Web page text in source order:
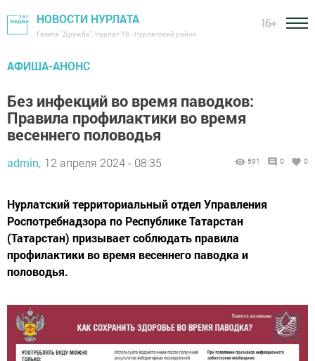
НОВОСТИ НУРЛАТА
Газета "Дружба", Нурлат ТВ - Нурлатский район
16+
АФИША-АНОНС
Без инфекций во время паводков:
Правила профилактики во время
весеннего половодья
admin, 12 апреля 2024 - 08:35 591 0 0
Нурлатский территориальный отдел Управления
Роспотребнадзора по Республике Татарстан
(Татарстан) призывает соблюдать правила
профилактики во время весеннего паводка и
половодья.